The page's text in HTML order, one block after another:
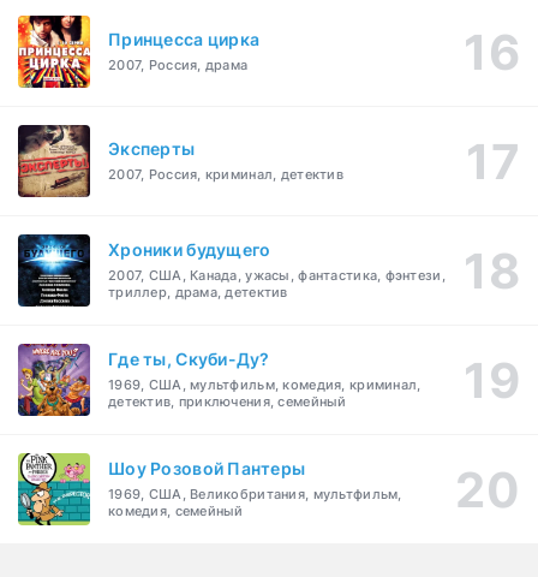
Принцесса цирка
2007, Россия, драма
Эксперты
2007, Россия, криминал, детектив
Хроники будущего
2007, США, Канада, ужасы, фантастика, фэнтези,
триллер, драма, детектив
Где ты, Скуби-Ду?
1969, США, мультфильм, комедия, криминал,
детектив, приключения, семейный
Шоу Розовой Пантеры
1969, США, Великобритания, мультфильм,
комедия, семейный